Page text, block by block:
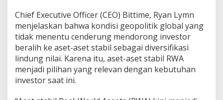
Chief Executive Officer (CEO) Bittime, Ryan Lymn
menjelaskan bahwa kondisi geopolitik global yang
tidak menentu cenderung mendorong investor
beralih ke aset-aset stabil sebagai diversifikasi
lindung nilai. Karena itu, aset-aset stabil RWA
menjadi pilihan yang relevan dengan kebutuhan
investor saat ini.